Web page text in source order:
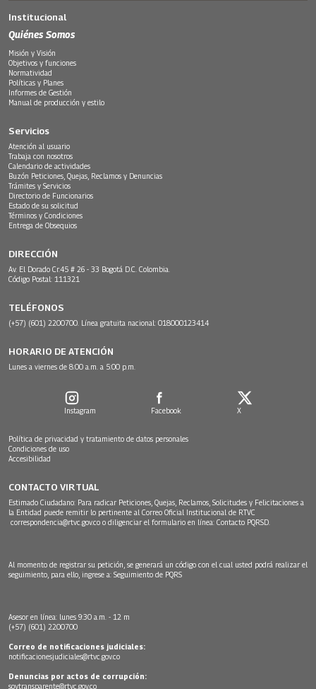
Institucional
Quiénes Somos
Misión y Visión
Objetivos y funciones
Normatividad
Políticas y Planes
Informes de Gestión
Manual de producción y estilo
Servicios
Atención al usuario
Trabaja con nosotros
Calendario de actividades
Buzón Peticiones, Quejas, Reclamos y Denuncias
Trámites y Servicios
Directorio de Funcionarios
Estado de su solicitud
Términos y Condiciones
Entrega de Obsequios
DIRECCIÓN
Av. El Dorado Cr.45 # 26 - 33 Bogotá D.C. Colombia.
Código Postal: 111321
TELÉFONOS
(+57) (601) 2200700. Línea gratuita nacional: 018000123414
HORARIO DE ATENCIÓN
Lunes a viernes de 8:00 a.m. a 5:00 p.m.
Instagram Facebook X
Política de privacidad y tratamiento de datos personales
Condiciones de uso
Accesibilidad
CONTACTO VIRTUAL
Estimado Ciudadano: Para radicar Peticiones, Quejas, Reclamos, Solicitudes y Felicitaciones a
la Entidad puede remitir lo pertinente al Correo Oficial Institucional de RTVC
correspondencia@rtvc.gov.co o diligenciar el formulario en línea: Contacto PQRSD.
Al momento de registrar su petición, se generará un código con el cual usted podrá realizar el
seguimiento, para ello, ingrese a: Seguimiento de PQRS
Asesor en línea: lunes 9:30 a.m. - 12 m
(+57) (601) 2200700
Correo de notificaciones judiciales:
notificacionesjudiciales@rtvc.gov.co
Denuncias por actos de corrupción:
soytransparente@rtvc.gov.co